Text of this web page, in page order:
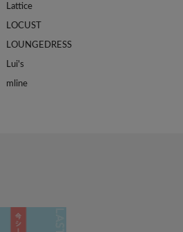
Lattice
LOCUST
LOUNGEDRESS
Lui's
mline